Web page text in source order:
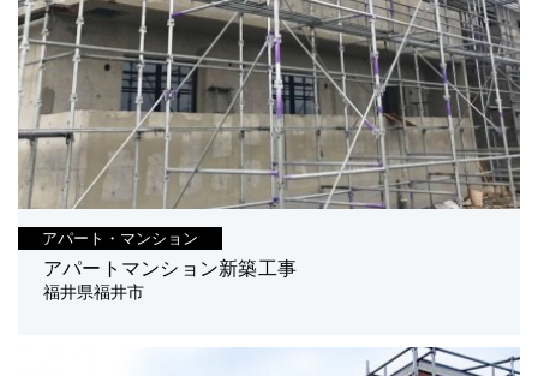
アパート・マンション
アパートマンション新築工事
福井県福井市